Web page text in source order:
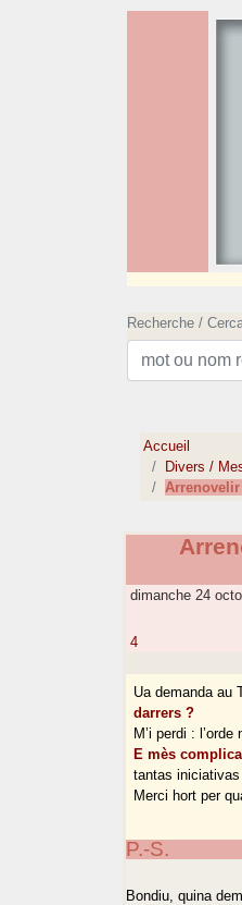
Recherche /
Accueil
Divers /
dimanche 24
4
Ua demanda au
darrers ?
M’i perdi :
E mès
tantas
Merci hort per
P.-S.
Bondiu, quina